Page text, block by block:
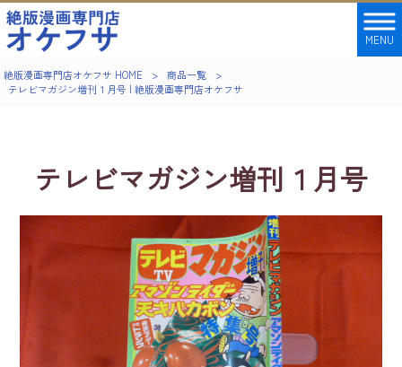
MENU
絶版漫画専門店オケフサ HOME > 商品一覧
>
テレビマガジン増刊１月号 | 絶版漫画専門店オケフサ
テレビマガジン増刊１月号